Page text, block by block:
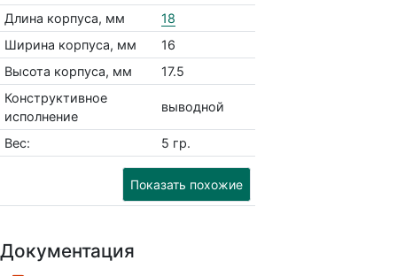
Длина корпуса, мм
18
Ширина корпуса, мм
16
Высота корпуса, мм
17.5
Конструктивное
исполнение
выводной
Вес: 5 гр.
Показать похожие
Документация